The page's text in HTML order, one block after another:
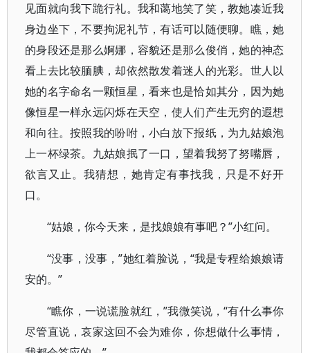
见面就向我下跪行礼。我和蔼地笑了笑，教她凑近我
身边坐下，不要拘泥礼节，有话可以随便聊。瞧，她
的身段还是那么婀娜，容貌还是那么俊俏，她的神态
看上去比较腼腆，却依然散发着迷人的光彩。世人以
她的名字命名一颗恒星，看来也是恰如其分，因为她
像恒星一样永远闪烁在天空，使人们产生无穷的遐想
和向往。按照我的吩咐，小白放下报纸，为九姑娘泡
上一杯绿茶。九姑娘抿了一口，望着我努了努嘴唇，
欲言又止。我猜想，她肯定有事找我，只是不好开
口。
“姑娘，你今天来，是找娘娘有事吧？”小红问。
“没事，没事，”她红着脸说，“我是专程给娘娘请
安的。”
“瞧你，一说谎脸就红，”我微笑说，“有什么事你
尽管直说，哀家这回不会为难你，你想做什么事情，